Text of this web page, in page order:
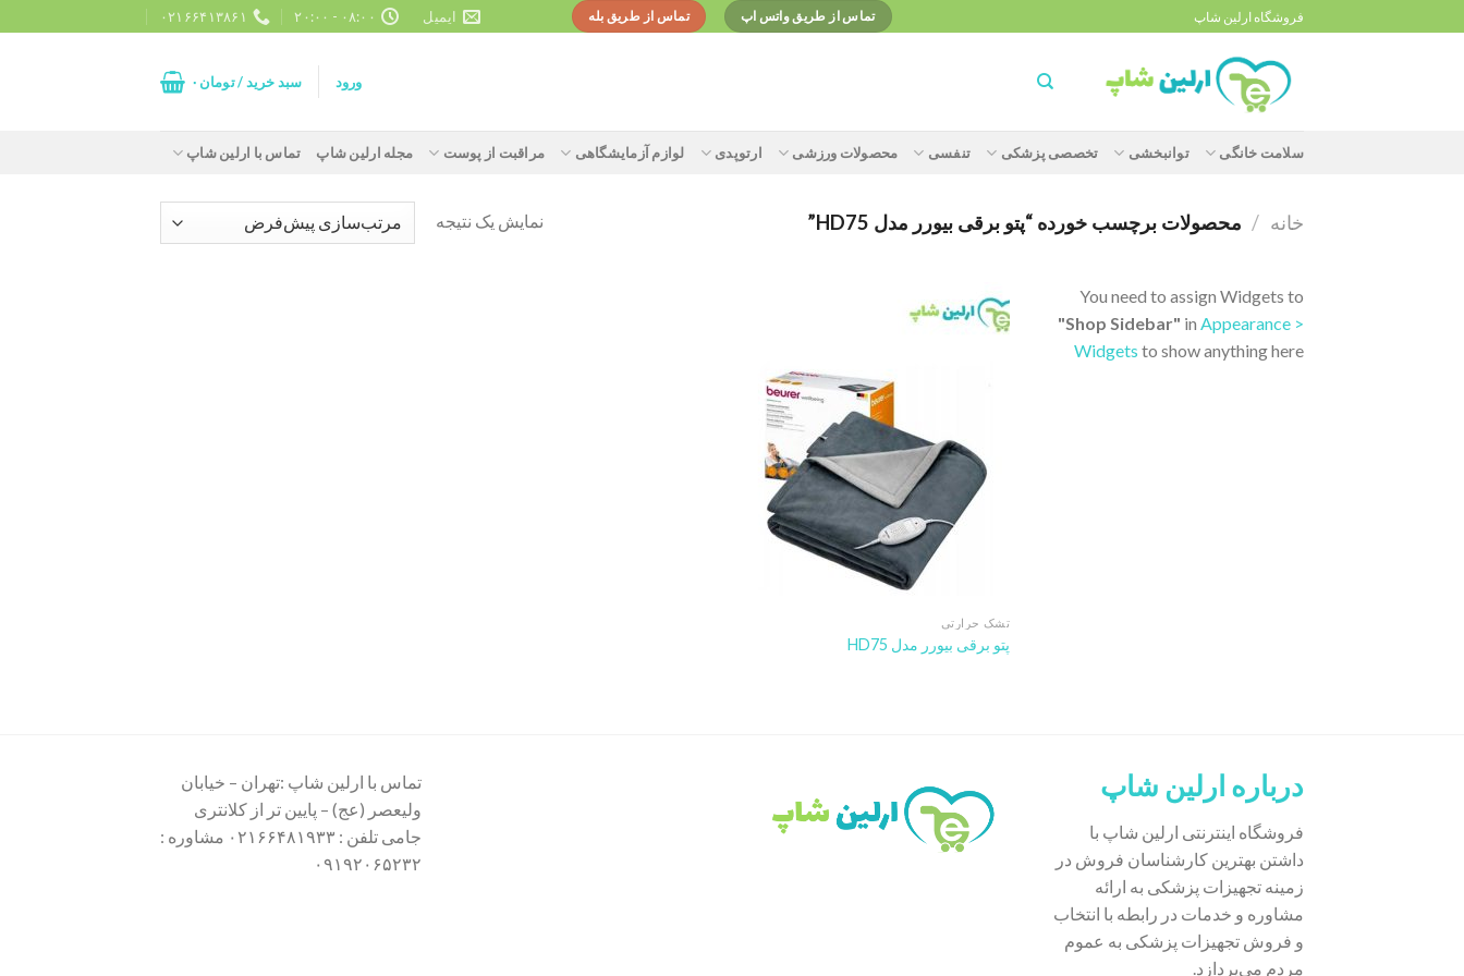
to
فروشگاه ارلین شاپ تماس از طریق واتس اپ تماس از طریق بله ایمیل ۰۸:۰۰ - ۲۰:۰۰ ۰۲۱۶۶۴۱۳۸۶۱
ورود سبد خرید /تومان ۰
سلامت خانگی توانبخشی تخصصی پزشکی تنفسی محصولات ورزشی ارتوپدی لوازم آزمایشگاهی مراقبت از پوست مجله ارلین شاپ تماس با ارلین شاپ
خانه / محصولات برچسب خورده “پتو برقی بیورر مدل HD75” نمایش یک نتیجه
You need to assign Widgets to
"Shop Sidebar" in Appearance >
Widgets to show anything here
Add to
wishlist
تشک حرارتی
پتو برقی بیورر مدل HD75
درباره ارلین شاپ
فروشگاه اینترنتی ارلین شاپ با
داشتن بهترین کارشناسان فروش در
زمینه تجهیزات پزشکی به ارائه
مشاوره و خدمات در رابطه با انتخاب
و فروش تجهیزات پزشکی به عموم
مردم می‌پردازد.
تماس با ارلین شاپ :تهران – خیابان
ولیعصر (عج) – پایین تر از کلانتری
جامی تلفن : ۰۲۱۶۶۴۸۱۹۳۳ مشاوره :
۰۹۱۹۲۰۶۵۲۳۲